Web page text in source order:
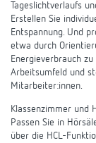
Tageslichtverlaufs
Erstellen Sie
Entspannung. Und
etwa durch
Energieverbrauch
Arbeitsumfeld und
Mitarbeiter:innen.
Klassenzimmer und
Passen Sie in
über die HCL-